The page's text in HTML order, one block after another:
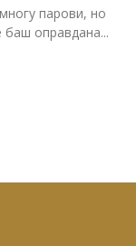
парови, но
баш оправдана...